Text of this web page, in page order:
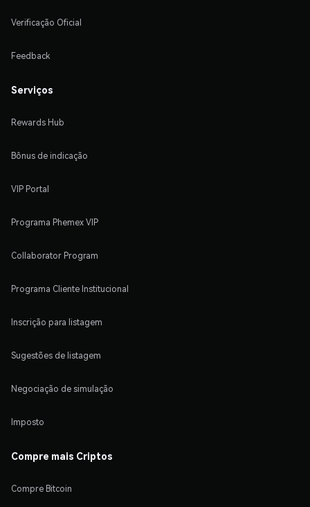
Verificação Oficial
Feedback
Serviços
Rewards Hub
Bônus de indicação
VIP Portal
Programa Phemex VIP
Collaborator Program
Programa Cliente Institucional
Inscrição para listagem
Sugestões de listagem
Negociação de simulação
Imposto
Compre mais Criptos
Compre Bitcoin